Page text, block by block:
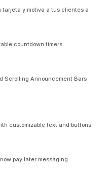
tarjeta y motiva a tus clientes a
countdown timers
Scrolling Announcement Bars
customizable text and buttons
pay later messaging.